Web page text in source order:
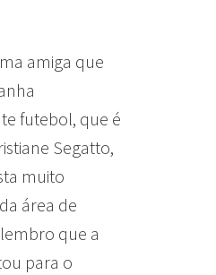
amiga que
futebol, que é
Segatto,
muito
área de
que a
para o